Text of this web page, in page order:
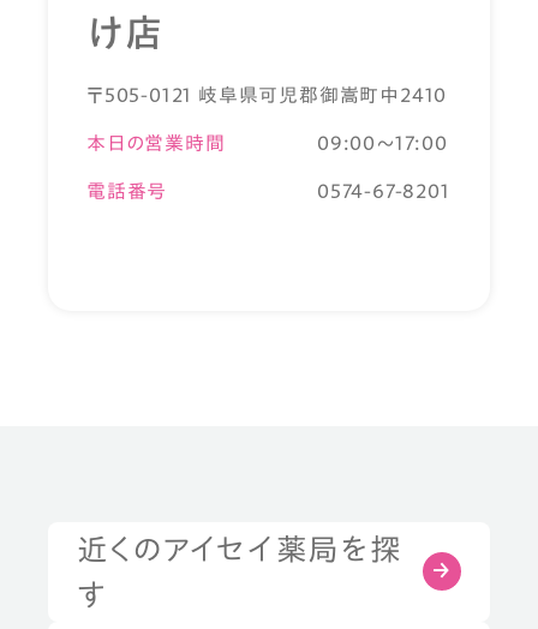
け店
〒505-0121 岐阜県可児郡御嵩町中2410
本日の営業時間 09:00～17:00
電話番号 0574-67-8201
近くのアイセイ薬局を探
す